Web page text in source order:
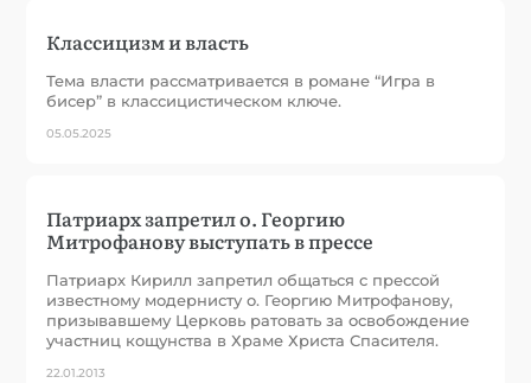
Классицизм и власть
Тема власти рассматривается в романе “Игра в
бисер” в классицистическом ключе.
05.05.2025
Патриарх запретил о. Георгию
Митрофанову выступать в прессе
Патриарх Кирилл запретил общаться с прессой
известному модернисту о. Георгию Митрофанову,
призывавшему Церковь ратовать за освобождение
участниц кощунства в Храме Христа Спасителя.
22.01.2013